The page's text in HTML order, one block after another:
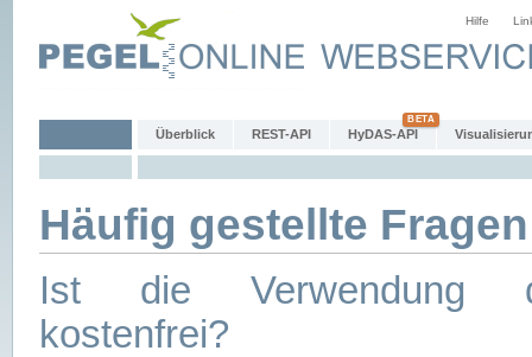
Hilfe
Überblick REST-API HyDAS-API
Häufig gestellte
Ist die Verwendung
kostenfrei?